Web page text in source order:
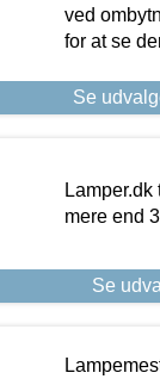
ved
for at se
Se
mere end
Se